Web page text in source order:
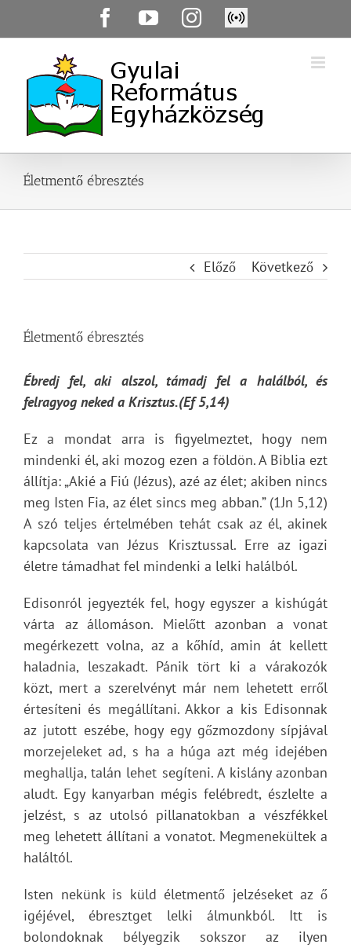
FacebookYouTubeInstagram
Élő
közvetítés
Életmentő ébresztés
Előző Következő
Életmentő ébresztés
Ébredj fel, aki alszol, támadj fel a halálból, és
felragyog neked a Krisztus.(Ef 5,14)
Ez a mondat arra is figyelmeztet, hogy nem
mindenki él, aki mozog ezen a földön. A Biblia ezt
állítja: „Akié a Fiú (Jézus), azé az élet; akiben nincs
meg Isten Fia, az élet sincs meg abban.” (1Jn 5,12)
A szó teljes értelmében tehát csak az él, akinek
kapcsolata van Jézus Krisztussal. Erre az igazi
életre támadhat fel mindenki a lelki halálból.
Edisonról jegyezték fel, hogy egyszer a kishúgát
várta az állomáson. Mielőtt azonban a vonat
megérkezett volna, az a kőhíd, amin át kellett
haladnia, leszakadt. Pánik tört ki a várakozók
közt, mert a szerelvényt már nem lehetett erről
értesíteni és megállítani. Akkor a kis Edisonnak
az jutott eszébe, hogy egy gőzmozdony sípjával
morzejeleket ad, s ha a húga azt még idejében
meghallja, talán lehet segíteni. A kislány azonban
aludt. Egy kanyarban mégis felébredt, észlelte a
jelzést, s az utolsó pillanatokban a vészfékkel
meg lehetett állítani a vonatot. Megmenekültek a
haláltól.
Isten nekünk is küld életmentő jelzéseket az ő
igéjével, ébresztget lelki álmunkból. Itt is
bolondoknak bélyegzik sokszor az ilyen